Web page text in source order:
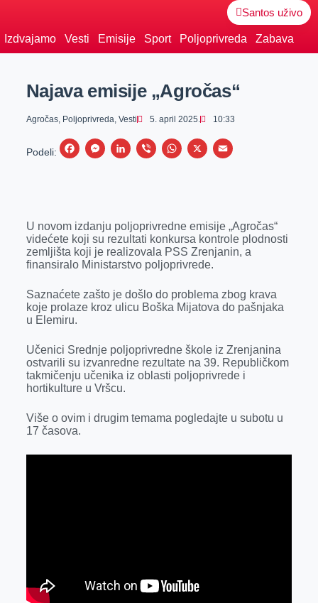
Santos uživo
Izdvajamo Vesti Emisije Sport Poljoprivreda Zabava
Najava emisije „Agročas“
Agročas, Poljoprivreda, Vesti 5. april 2025. 10:33
Podeli:
F
b
o
o
M
e
n
g
r
L
e
d
I
n
V
r
W
s
A
p
X
E
l
U novom izdanju poljoprivredne emisije „Agročas“
videćete koji su rezultati konkursa kontrole plodnosti
zemljišta koji je realizovala PSS Zrenjanin, a
finansiralo Ministarstvo poljoprivrede.
Saznaćete zašto je došlo do problema zbog krava
koje prolaze kroz ulicu Boška Mijatova do pašnjaka
u Elemiru.
Učenici Srednje poljoprivredne škole iz Zrenjanina
ostvarili su izvanredne rezultate na 39. Republičkom
takmičenju učenika iz oblasti poljoprivrede i
hortikulture u Vršcu.
Više o ovim i drugim temama pogledajte u subotu u
17 časova.